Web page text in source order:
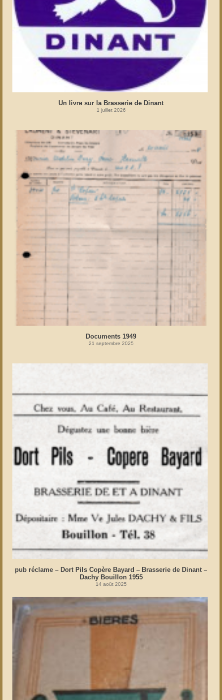
Un livre sur la Brasserie de Dinant
1 juillet 2026
Documents 1949
21 septembre 2025
pub réclame – Dort Pils Copère Bayard – Brasserie de Dinant –
Dachy Bouillon 1955
14 août 2025